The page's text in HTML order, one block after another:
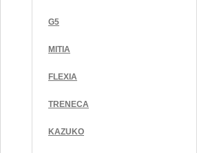
G5
MITIA
FLEXIA
TRENECA
KAZUKO